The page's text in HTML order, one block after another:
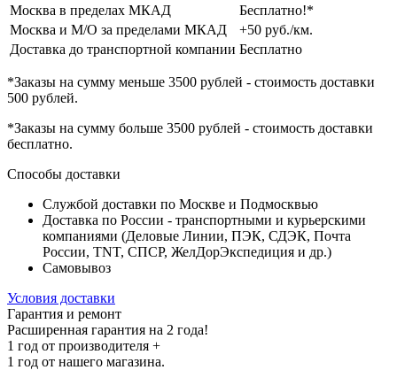
Москва в пределах МКАД
Бесплатно!*
Москва и М/О за пределами МКАД
+50 руб./км.
Доставка до транспортной компании Бесплатно
*Заказы на сумму меньше 3500 рублей - стоимость доставки
500 рублей.
*Заказы на сумму больше 3500 рублей - стоимость доставки
бесплатно.
Способы доставки
Службой доставки по Москве и Подмосквью
Доставка по России - транспортными и курьерскими
компаниями (Деловые Линии, ПЭК, СДЭК, Почта
России, TNT, СПСР, ЖелДорЭкспедиция и др.)
Самовывоз
Условия доставки
Гарантия и ремонт
Расширенная гарантия на 2 года!
1 год от производителя +
1 год от нашего магазина.